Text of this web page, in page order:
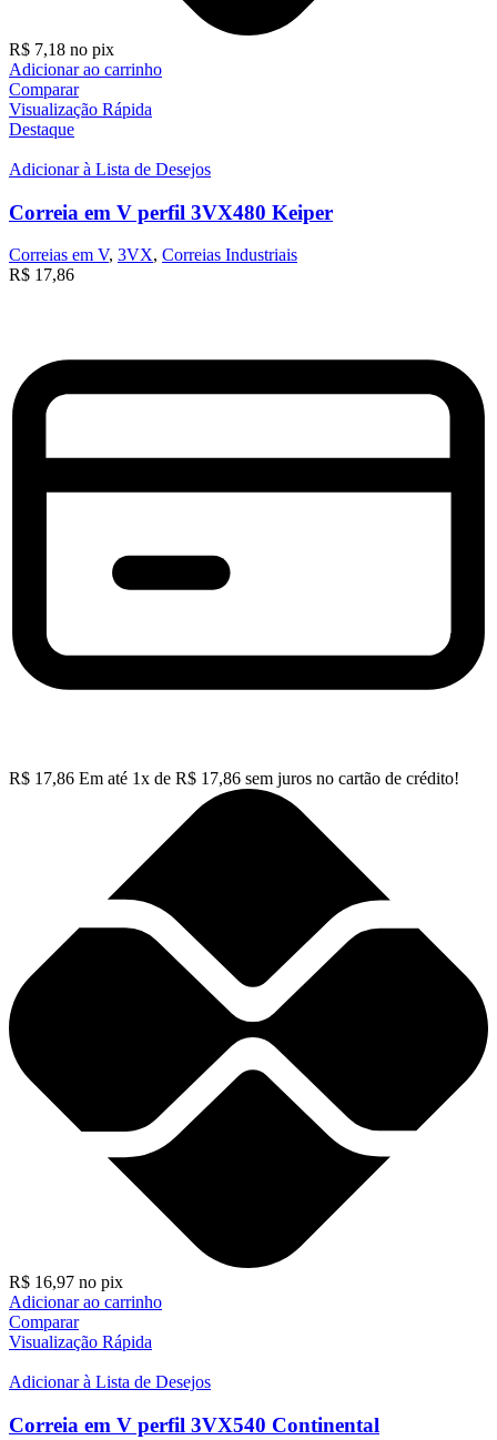
R$ 7,18 no pix
Adicionar ao carrinho
Comparar
Visualização Rápida
Destaque
Adicionar à Lista de Desejos
Correia em V perfil 3VX480 Keiper
Correias em V, 3VX, Correias Industriais
R$ 17,86
R$ 17,86 Em até 1x de R$ 17,86 sem juros no cartão de crédito!
R$ 16,97 no pix
Adicionar ao carrinho
Comparar
Visualização Rápida
Adicionar à Lista de Desejos
Correia em V perfil 3VX540 Continental